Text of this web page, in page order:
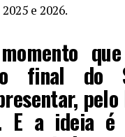
e 2026.
final do
E a ideia